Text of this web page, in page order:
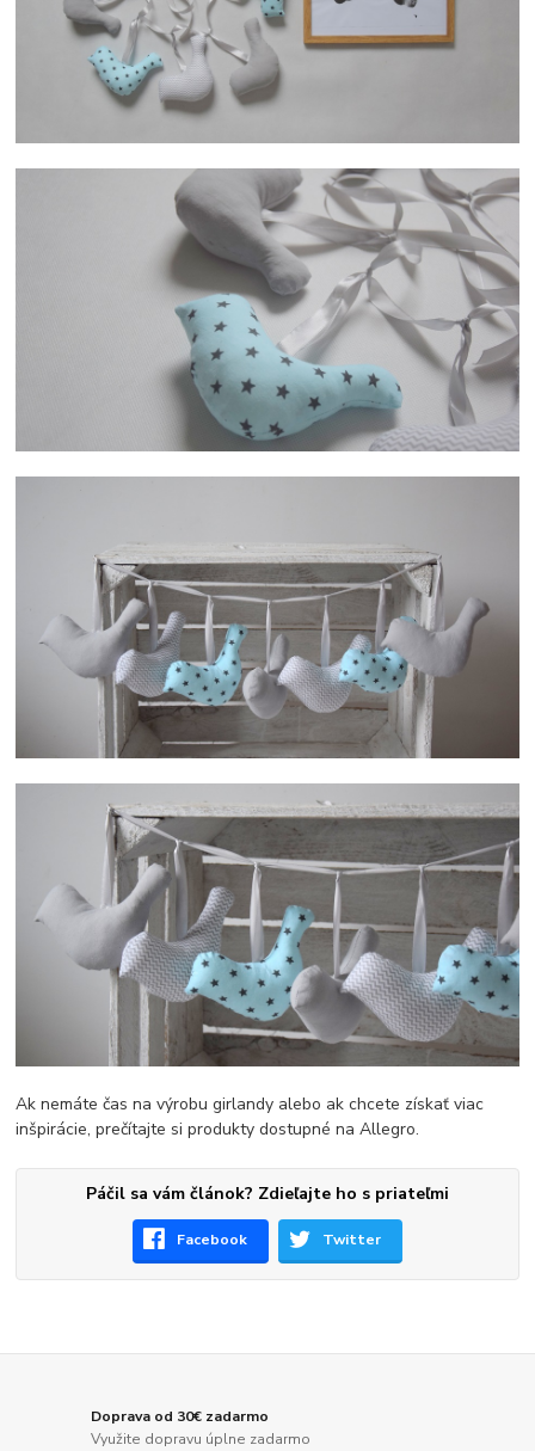
Ak nemáte čas na výrobu girlandy alebo ak chcete získať viac
inšpirácie, prečítajte si produkty dostupné na Allegro.
Páčil sa vám článok? Zdieľajte ho s priateľmi
Facebook Twitter
Doprava od 30€ zadarmo
Využite dopravu úplne zadarmo